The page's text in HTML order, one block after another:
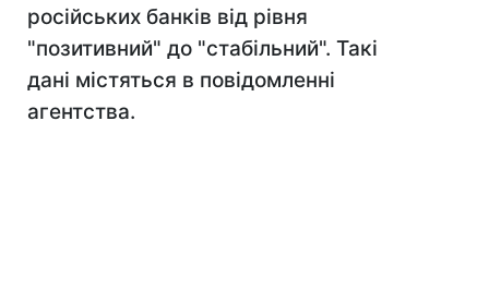
російських банків від рівня
"позитивний" до "стабільний". Такі
дані містяться в повідомленні
агентства.